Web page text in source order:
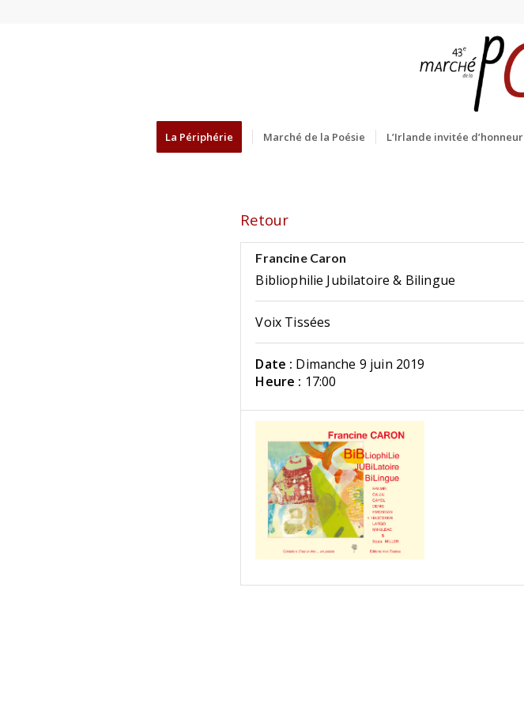
La Périphérie Marché de la Poésie L’Irlande invitée d’honneur
Retour
Francine Caron
Bibliophilie Jubilatoire & Bilingue
Voix Tissées
Date : Dimanche 9 juin 2019
Heure : 17:00